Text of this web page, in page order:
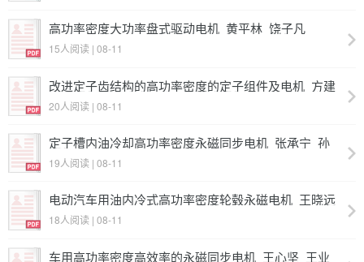
高功率密度大功率盘式驱动电机_黄平林_饶子凡
15人阅读 | 08-11
改进定子齿结构的高功率密度的定子组件及电机_方建
平_李一东_施继民
20人阅读 | 08-11
定子槽内油冷却高功率密度永磁同步电机_张承宁_孙
逢春_董玉刚_范金鑫
19人阅读 | 08-11
电动汽车用油内冷式高功率密度轮毂永磁电机_王晓远
_窦汝振_高鹏_米彦青_虞峰
18人阅读 | 08-11
车用高功率密度高效率的永磁同步电机_王心坚_王业